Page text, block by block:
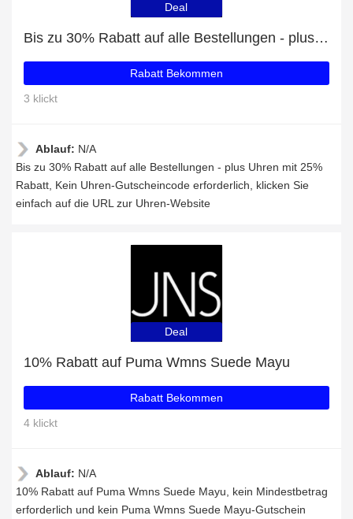
Deal
Bis zu 30% Rabatt auf alle Bestellungen - plus Uhren mit 25% Rabatt
Rabatt Bekommen
3 klickt
Ablauf: N/A
Bis zu 30% Rabatt auf alle Bestellungen - plus Uhren mit 25%
Rabatt, Kein Uhren-Gutscheincode erforderlich, klicken Sie
einfach auf die URL zur Uhren-Website
Deal
10% Rabatt auf Puma Wmns Suede Mayu
Rabatt Bekommen
4 klickt
Ablauf: N/A
10% Rabatt auf Puma Wmns Suede Mayu, kein Mindestbetrag
erforderlich und kein Puma Wmns Suede Mayu-Gutschein